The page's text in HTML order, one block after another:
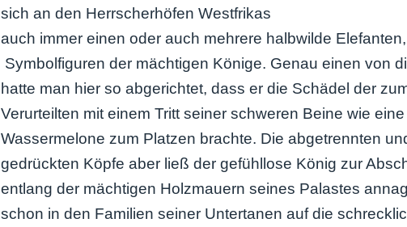
sich an den Herrscherhöfen Westfrikas
auch immer einen oder auch mehrere halbwilde Elefanten,
Symbolfiguren der mächtigen Könige. Genau einen von
hatte man hier so abgerichtet, dass er die Schädel der
Verurteilten mit einem Tritt seiner schweren Beine wie eine
Wassermelone zum Platzen brachte. Die abgetrennten
gedrückten Köpfe aber ließ der gefühllose König zur
entlang der mächtigen Holzmauern seines Palastes
schon in den Familien seiner Untertanen auf die